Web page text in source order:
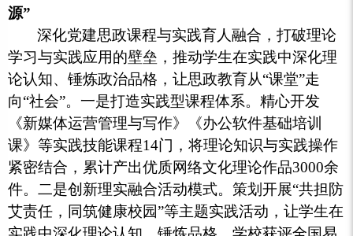
源”
深化党建思政课程与实践育人融合，打破理论
学习与实践应用的壁垒，推动学生在实践中深化理
论认知、锤炼政治品格，让思政教育从“课堂”走
向“社会”。一是打造实践型课程体系。精心开发
《新媒体运营管理与写作》《办公软件基础培训
课》等实践技能课程14门，将理论知识与实践操作
紧密结合，累计产出优质网络文化理论作品3000余
件。二是创新理实融合活动模式。策划开展“共担防
艾责任，同筑健康校园”等主题实践活动，让学生在